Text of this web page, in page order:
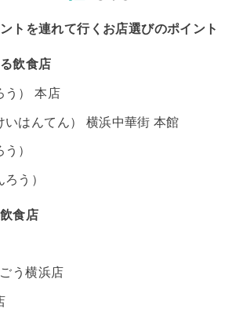
トを連れて行くお店選びのポイント
飲食店
う） 本店
いはんてん） 横浜中華街 本館
）
う）
食店
う横浜店